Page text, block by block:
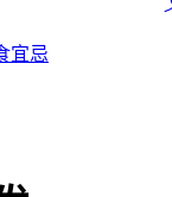
宜忌